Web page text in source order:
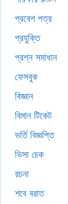
প্রবেশ পত্র
প্রযুক্তি
প্রশ্ন সমাধান
ফেসবুক
বিজ্ঞান
বিমান টিকেট
ভর্তি বিজ্ঞপ্তি
ভিসা চেক
রচনা
শবে বরাত